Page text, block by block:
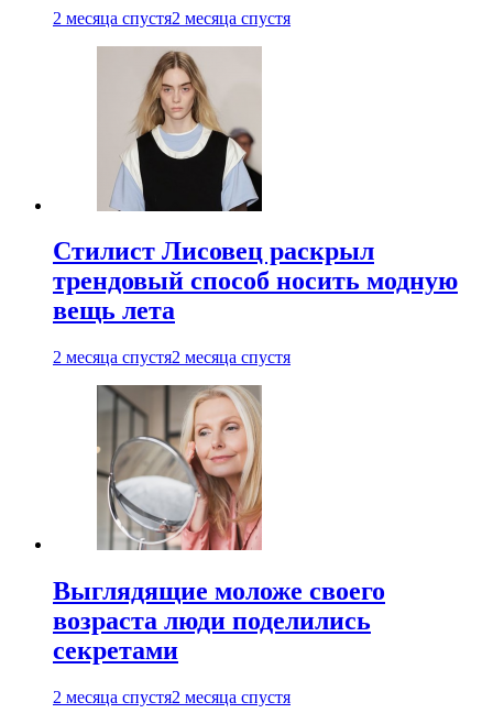
2 месяца спустя2 месяца спустя
Стилист Лисовец раскрыл
трендовый способ носить модную
вещь лета
2 месяца спустя2 месяца спустя
Выглядящие моложе своего
возраста люди поделились
секретами
2 месяца спустя2 месяца спустя